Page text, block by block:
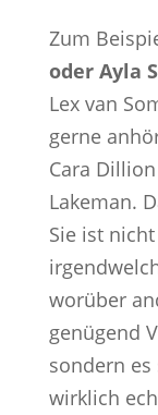
Zum
oder Ayla
Lex van
gerne
Cara
Lakeman.
Sie ist
worüber
genügend
sondern es
wirklich